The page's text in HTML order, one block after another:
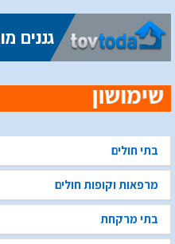
בתי חולים
מרפאות וקופות חולים
בתי מרקחת